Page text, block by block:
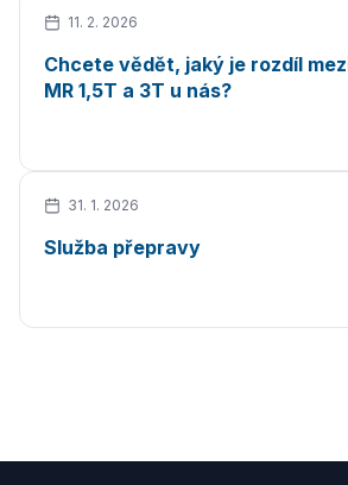
11. 2. 2026
Chcete vědět, jaký je rozdíl
MR 1,5T a 3T u nás?
31. 1. 2026
Služba přepravy